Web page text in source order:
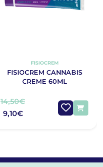
FISIOCREM
FISIOCREM CANNABIS
CREME 60ML
14,50€
9,10€